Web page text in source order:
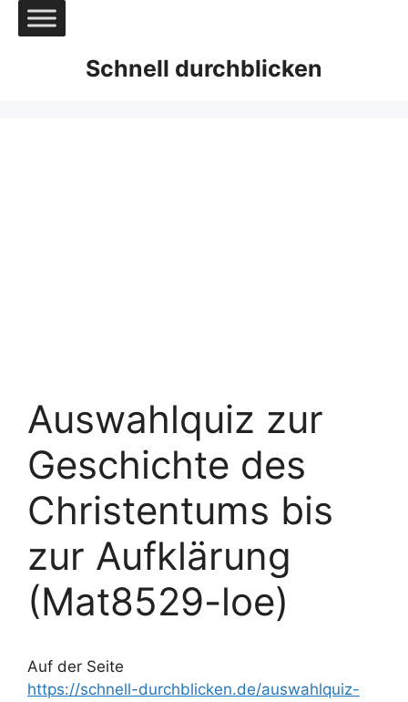
Zum
Inhalt
Schnell durchblicken
Auswahlquiz zur
Geschichte des
Christentums bis
zur Aufklärung
(Mat8529-loe)
Auf der Seite
https://schnell-durchblicken.de/auswahlquiz-